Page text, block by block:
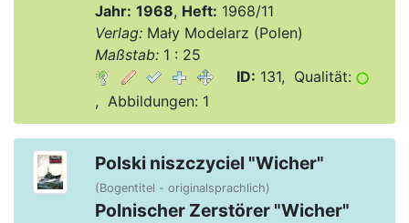
Jahr: 1968, Heft: 1968/11
Verlag:Mały Modelarz (Polen)
Maßstab:1 : 25
ID: 131, Qualität:
, Abbildungen: 1
Polski niszczyciel "Wicher"
(Bogentitel - originalsprachlich)
Polnischer Zerstörer "Wicher"